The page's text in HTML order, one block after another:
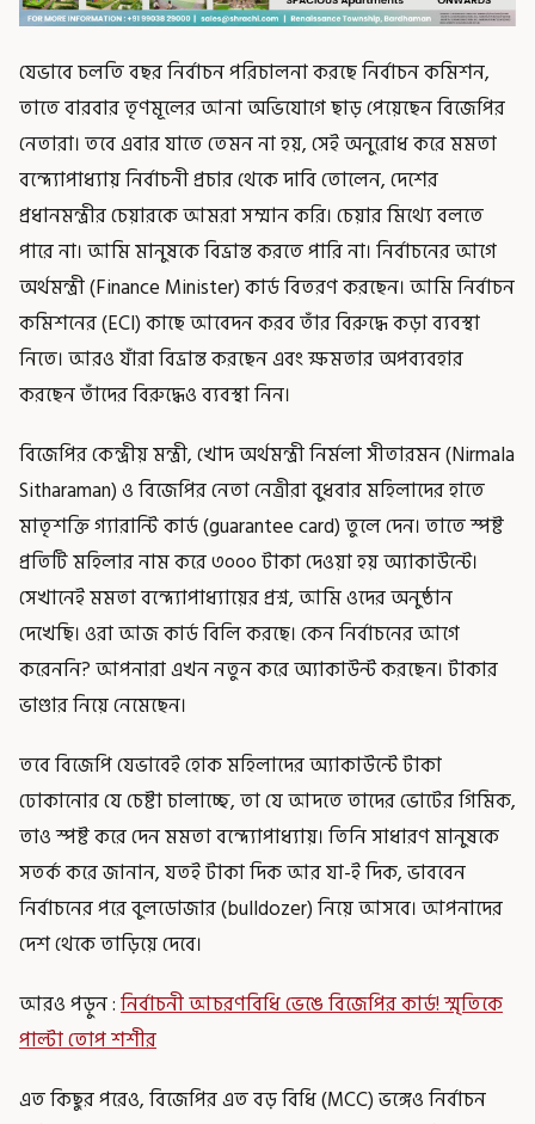
যেভাবে চলতি বছর নির্বাচন পরিচালনা করছে নির্বাচন কমিশন,
তাতে বারবার তৃণমূলের আনা অভিযোগে ছাড় পেয়েছেন বিজেপির
নেতারা। তবে এবার যাতে তেমন না হয়, সেই অনুরোধ করে মমতা
বন্দ্যোপাধ্যায় নির্বাচনী প্রচার থেকে দাবি তোলেন, দেশের
প্রধানমন্ত্রীর চেয়ারকে আমরা সম্মান করি। চেয়ার মিথ্যে বলতে
পারে না। আমি মানুষকে বিভ্রান্ত করতে পারি না। নির্বাচনের আগে
অর্থমন্ত্রী (Finance Minister) কার্ড বিতরণ করছেন। আমি নির্বাচন
কমিশনের (ECI) কাছে আবেদন করব তাঁর বিরুদ্ধে কড়া ব্যবস্থা
নিতে। আরও যাঁরা বিভ্রান্ত করছেন এবং ক্ষমতার অপব্যবহার
করছেন তাঁদের বিরুদ্ধেও ব্যবস্থা নিন।
বিজেপির কেন্দ্রীয় মন্ত্রী, খোদ অর্থমন্ত্রী নির্মলা সীতারমন (Nirmala
Sitharaman) ও বিজেপির নেতা নেত্রীরা বুধবার মহিলাদের হাতে
মাতৃশক্তি গ্যারান্টি কার্ড (guarantee card) তুলে দেন। তাতে স্পষ্ট
প্রতিটি মহিলার নাম করে ৩০০০ টাকা দেওয়া হয় অ্যাকাউন্টে।
সেখানেই মমতা বন্দ্যোপাধ্যায়ের প্রশ্ন, আমি ওদের অনুষ্ঠান
দেখেছি। ওরা আজ কার্ড বিলি করছে। কেন নির্বাচনের আগে
করেননি? আপনারা এখন নতুন করে অ্যাকাউন্ট করছেন। টাকার
ভাণ্ডার নিয়ে নেমেছেন।
তবে বিজেপি যেভাবেই হোক মহিলাদের অ্যাকাউন্টে টাকা
ঢোকানোর যে চেষ্টা চালাচ্ছে, তা যে আদতে তাদের ভোটের গিমিক,
তাও স্পষ্ট করে দেন মমতা বন্দ্যোপাধ্যায়। তিনি সাধারণ মানুষকে
সতর্ক করে জানান, যতই টাকা দিক আর যা-ই দিক, ভাববেন
নির্বাচনের পরে বুলডোজার (bulldozer) নিয়ে আসবে। আপনাদের
দেশ থেকে তাড়িয়ে দেবে।
আরও পড়ুন :নির্বাচনী আচরণবিধি ভেঙে বিজেপির কার্ড! স্মৃতিকে
পাল্টা তোপ শশীর
এত কিছুর পরেও, বিজেপির এত বড় বিধি (MCC) ভঙ্গেও নির্বাচন